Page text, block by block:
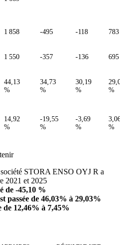
1 858 -495 -118 783
1 550 -357 -136 695
44,13
%
34,73
%
30,19
%
%
14,92
%
-19,55
%
-3,69
%
%
STORA ENSO OYJ R a
2021 et 2025
de -45,10 %
passée de 46,03% à 29,03%
de 12,46% à 7,45%